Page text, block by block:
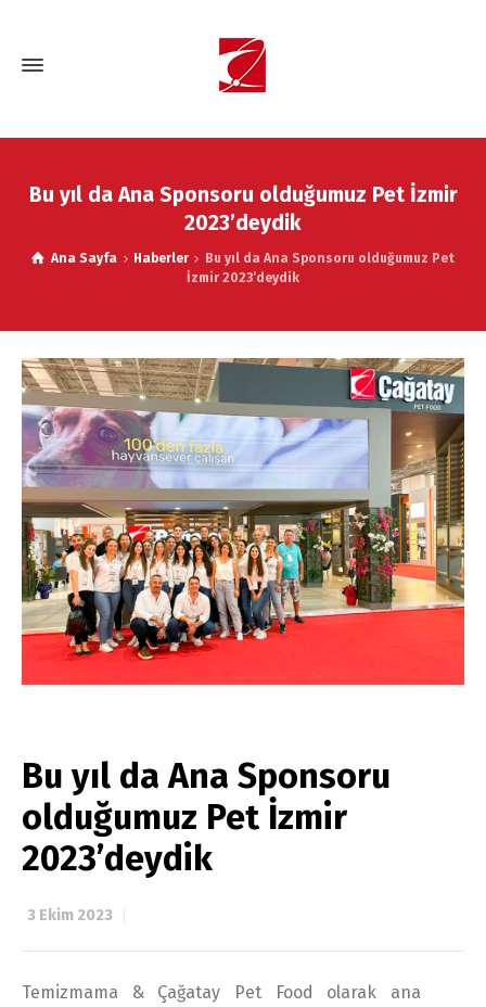
Bu yıl da Ana Sponsoru olduğumuz Pet İzmir
2023’deydik
Ana Sayfa Haberler
Bu yıl da Ana Sponsoru olduğumuz Pet
İzmir 2023’deydik
Bu yıl da Ana Sponsoru
olduğumuz Pet İzmir
2023’deydik
3 Ekim 2023
Temizmama & Çağatay Pet Food olarak ana